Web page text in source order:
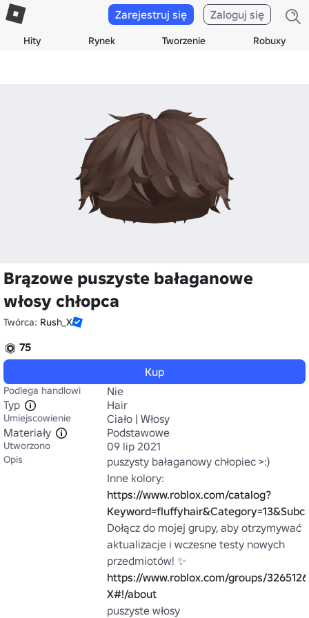
Hity Rynek Tworzenie Robuxy
Zarejestruj się Zaloguj się
Brązowe puszyste bałaganowe
włosy chłopca
Twórca: Rush_X
75
Kup
Podlega handlowi
Nie
Typ
Hair
Umiejscowienie
Ciało | Włosy
Materiały
Podstawowe
Utworzono 09 lip 2021
Opis
puszysty bałaganowy chłopiec >:)
https://www.roblox.com/catalog?
Dołącz do mojej grupy, aby otrzymywać
aktualizacje i wczesne testy nowych
https://www.roblox.com/groups/
X#!/about
puszyste włosy